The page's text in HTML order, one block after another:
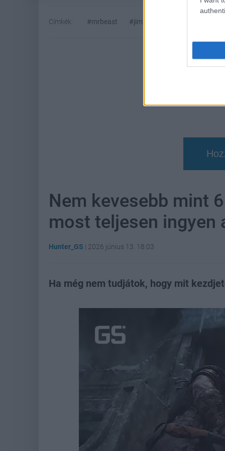
Címkék: #mrbeast #jimmy donaldson
Nem kevesebb mint
most teljesen ingyen
Hunter_GS | 2026 június 13. 18:03
Ha még nem tudjátok, hogy mit